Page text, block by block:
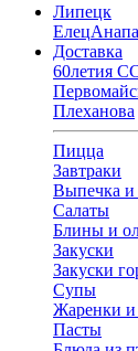
Липецк
ЕлецАнапа
Доставка
60летия
Плеханова
Пицца
Завтраки
Выпечка и
Салаты
Блины и
Закуски
Закуски
Супы
Жаренки и
Пасты